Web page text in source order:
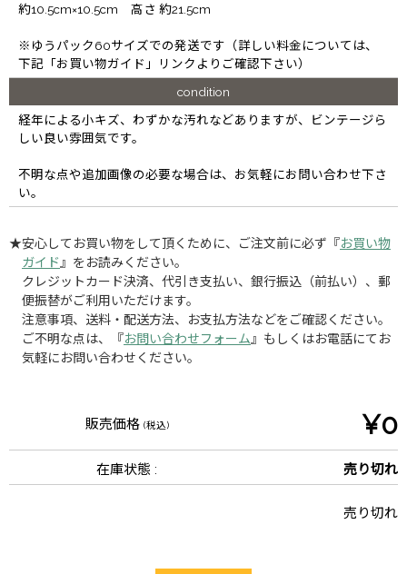
約10.5cm×10.5cm 高さ 約21.5cm
※ゆうパック60サイズでの発送です（詳しい料金については、
下記「お買い物ガイド」リンクよりご確認下さい）
condition
経年による小キズ、わずかな汚れなどありますが、ビンテージら
しい良い雰囲気です。
不明な点や追加画像の必要な場合は、お気軽にお問い合わせ下さ
い。
★安心してお買い物をして頂くために、ご注文前に必ず『お買い物
ガイド 』をお読みください。
クレジットカード決済、代引き支払い、銀行振込（前払い）、郵
便振替がご利用いただけます。
注意事項、送料・配送方法、お支払方法などをご確認ください。
ご不明な点は、『お問い合わせフォーム 』もしくはお電話にてお
気軽にお問い合わせください。
販売価格 (税込) ¥0
在庫状態 : 売り切れ
売り切れ